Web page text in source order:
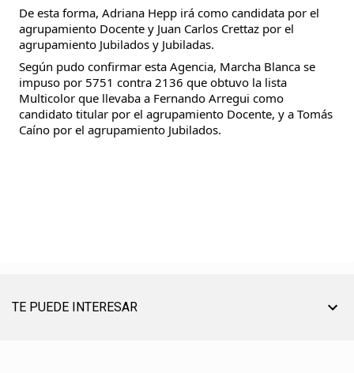
De esta forma, Adriana Hepp irá como candidata por el
agrupamiento Docente y Juan Carlos Crettaz por el
agrupamiento Jubilados y Jubiladas.
Según pudo confirmar esta Agencia, Marcha Blanca se
impuso por 5751 contra 2136 que obtuvo la lista
Multicolor que llevaba a Fernando Arregui como
candidato titular por el agrupamiento Docente, y a Tomás
Caíno por el agrupamiento Jubilados.
TE PUEDE INTERESAR